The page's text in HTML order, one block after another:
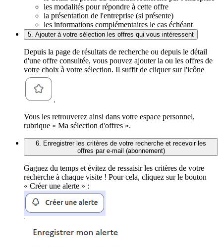
les modalités pour répondre à cette offre
la présentation de l'entreprise (si présente)
les informations complémentaires le cas échéant
5. Ajouter à votre sélection les offres qui vous intéressent
Depuis la page de résultats de recherche ou depuis le détail
d'une offre consultée, vous pouvez ajouter la ou les offres de
votre choix à votre sélection. Il suffit de cliquer sur l'icône
.
Vous les retrouverez ainsi dans votre espace personnel,
rubrique « Ma sélection d'offres ».
6. Enregistrer les critères de votre recherche et recevoir les
offres par e-mail (abonnement)
Gagnez du temps et évitez de ressaisir les critères de votre
recherche à chaque visite ! Pour cela, cliquez sur le bouton
« Créer une alerte » :